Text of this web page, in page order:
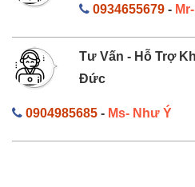
0934655679-
Tư Vấn - Hỗ Trợ
Đức
0904985685 - Ms- Như Ý